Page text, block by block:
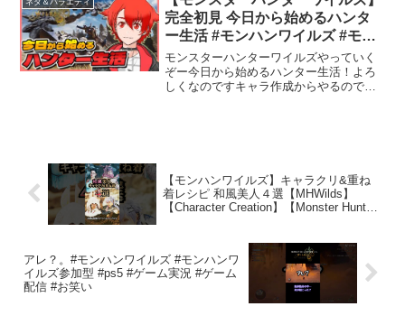
主が話題にしていな...
ネタ＆バラエティ
完全初見 今日から始めるハンタ
ー生活 #モンハンワイルズ #モン
スターハンター #mhws #vtuber
モンスターハンターワイルズやっていく
ぞー今日から始めるハンター生活！よろ
しくなのですキャラ作成からやるのでわ
【モンハンワイルズ】キャラクリ&重ね
着レシピ 和風美人４選【MHWilds】
【Character Creation】【Monster Hunter
アレ？。#モンハンワイルズ #モンハンワ
イルズ参加型 #ps5 #ゲーム実況 #ゲーム
配信 #お笑い